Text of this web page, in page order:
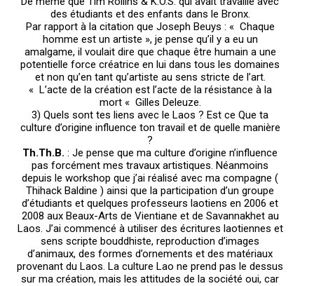
des étudiants et des enfants dans le Bronx.
Par rapport à la citation que Joseph Beuys : « Chaque
homme est un artiste », je pense qu’il y a eu un
amalgame, il voulait dire que chaque être humain a une
potentielle force créatrice en lui dans tous les domaines
et non qu’en tant qu’artiste au sens stricte de l’art.
« L’acte de la création est l’acte de la résistance à la
mort « Gilles Deleuze.
3) Quels sont tes liens avec le Laos ? Est ce Que ta
culture d’origine influence ton travail et de quelle manière
?
Th.Th.B. : Je pense que ma culture d’origine n’influence
pas forcément mes travaux artistiques. Néanmoins
depuis le workshop que j’ai réalisé avec ma compagne (
Thihack Baldine ) ainsi que la participation d’un groupe
d’étudiants et quelques professeurs laotiens en 2006 et
2008 aux Beaux-Arts de Vientiane et de Savannakhet au
Laos. J’ai commencé à utiliser des écritures laotiennes et
sens scripte bouddhiste, reproduction d’images
d’animaux, des formes d’ornements et des matériaux
provenant du Laos. La culture Lao ne prend pas le dessus
sur ma création, mais les attitudes de la société oui, car